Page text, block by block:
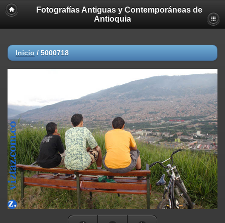
Fotografías Antiguas y Contemporáneas de
Antioquia
Inicio / 5000718